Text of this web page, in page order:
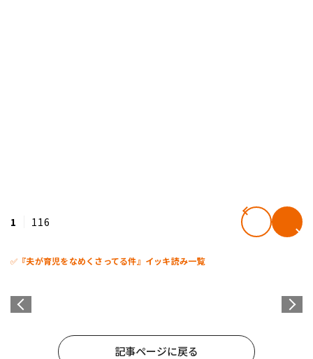
1 116
✅ 『夫が育児をなめくさってる件』イッキ読み一覧
記事ページに戻る